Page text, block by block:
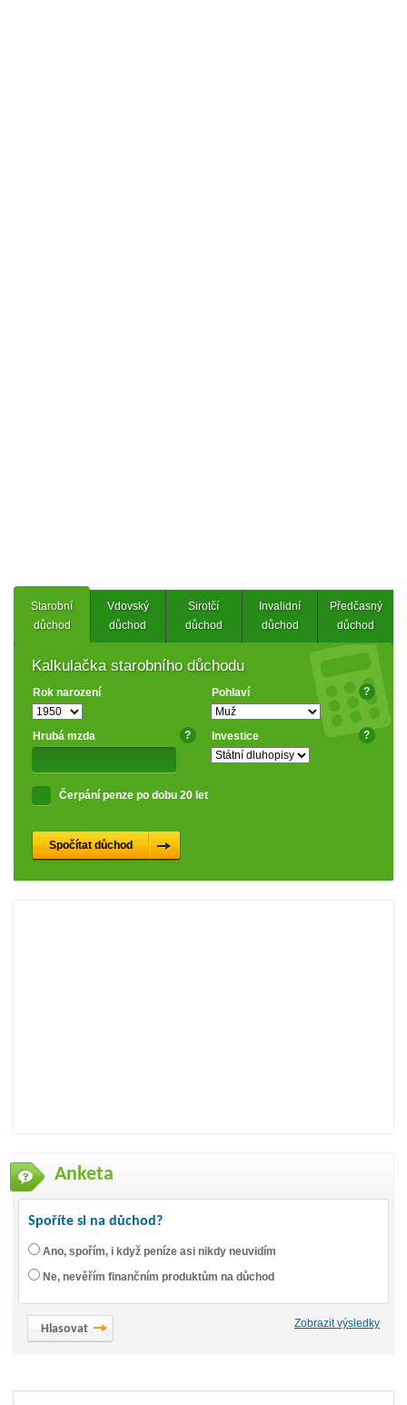
Starobní
důchod
Vdovský
důchod
Sirotčí
důchod
Invalidní
důchod
Předčasný
důchod
Kalkulačka starobního důchodu
Rok narození Pohlaví ?
Hrubá mzda ? Investice ?
Čerpání penze po dobu 20 let
Anketa
Spoříte si na důchod?
Ano, spořím, i když peníze asi nikdy neuvidím
Ne, nevěřím finančním produktům na důchod
Zobrazit výsledky